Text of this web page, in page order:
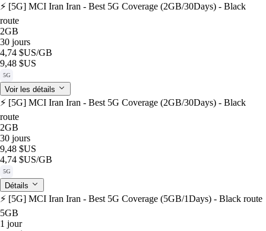
⚡️ [5G] MCI Iran Iran - Best 5G Coverage (2GB/30Days) - Black
route
2GB
30 jours
4,74 $US/GB
9,48 $US
5G
Voir les détails
⚡️ [5G] MCI Iran Iran - Best 5G Coverage (2GB/30Days) - Black
route
2GB
30 jours
9,48 $US
4,74 $US/GB
5G
Détails
⚡️ [5G] MCI Iran Iran - Best 5G Coverage (5GB/1Days) - Black route
5GB
1 jour